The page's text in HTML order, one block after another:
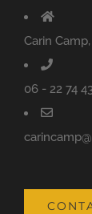
Carin
06 - 22 74